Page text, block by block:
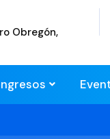
Obregón,